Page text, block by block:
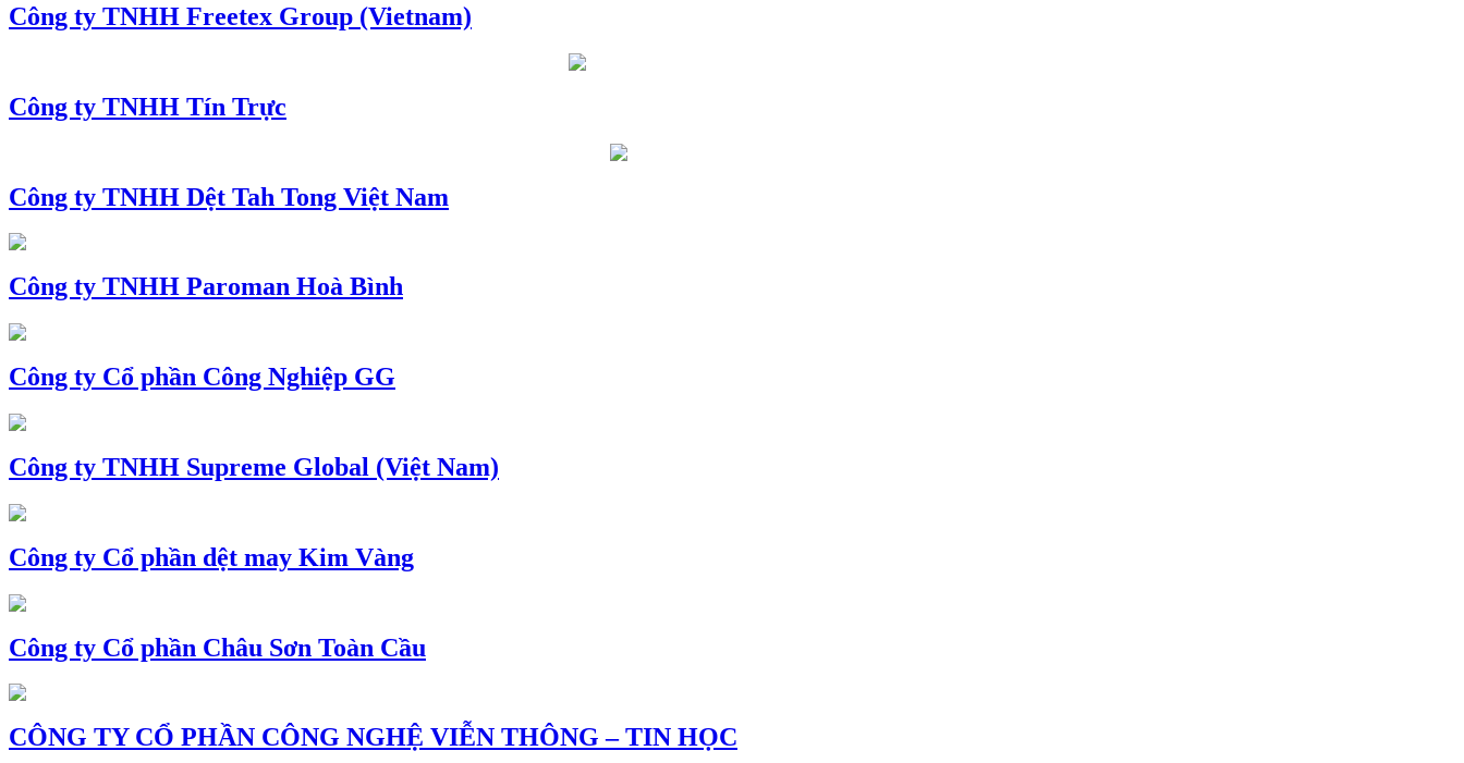
Công ty TNHH Freetex Group (Vietnam)
Công ty TNHH Tín Trực
Công ty TNHH Dệt Tah Tong Việt Nam
Công ty TNHH Paroman Hoà Bình
Công ty Cổ phần Công Nghiệp GG
Công ty TNHH Supreme Global (Việt Nam)
Công ty Cổ phần dệt may Kim Vàng
Công ty Cổ phần Châu Sơn Toàn Cầu
CÔNG TY CỔ PHẦN CÔNG NGHỆ VIỄN THÔNG – TIN HỌC